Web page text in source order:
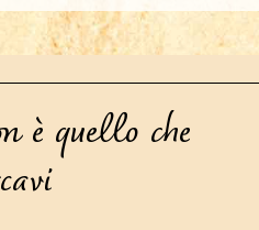
è quello che